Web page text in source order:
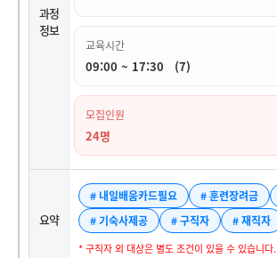
과정
정보
교육시간
09:00 ~ 17:30 (7)
모집인원
24명
요약
# 내일배움카드필요 # 훈련장려금
# 기숙사제공
# 구직자 # 재직자
* 구직자 외 대상은 별도 조건이 있을 수 있습니다.